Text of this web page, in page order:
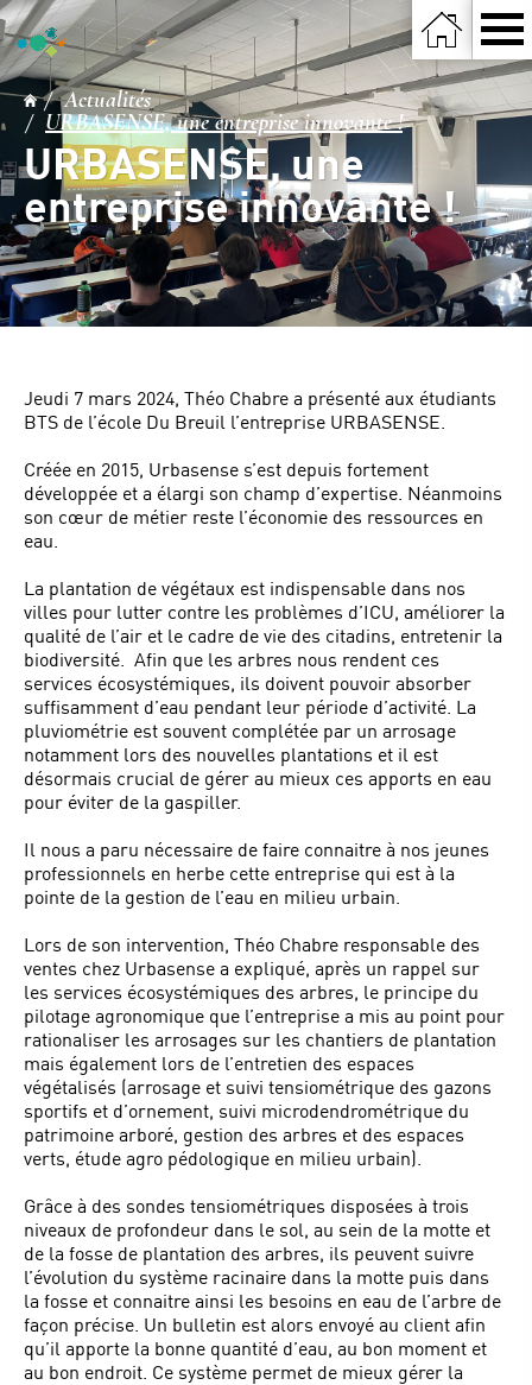
Actualités
URBASENSE, une entreprise innovante !
URBASENSE, une
entreprise innovante !
Jeudi 7 mars 2024, Théo Chabre a présenté aux étudiants
BTS de l’école Du Breuil l’entreprise URBASENSE.
Créée en 2015, Urbasense s’est depuis fortement
développée et a élargi son champ d’expertise. Néanmoins
son cœur de métier reste l’économie des ressources en
eau.
La plantation de végétaux est indispensable dans nos
villes pour lutter contre les problèmes d’ICU, améliorer la
qualité de l’air et le cadre de vie des citadins, entretenir la
biodiversité. Afin que les arbres nous rendent ces
services écosystémiques, ils doivent pouvoir absorber
suffisamment d’eau pendant leur période d’activité. La
pluviométrie est souvent complétée par un arrosage
notamment lors des nouvelles plantations et il est
désormais crucial de gérer au mieux ces apports en eau
pour éviter de la gaspiller.
Il nous a paru nécessaire de faire connaitre à nos jeunes
professionnels en herbe cette entreprise qui est à la
pointe de la gestion de l’eau en milieu urbain.
Lors de son intervention, Théo Chabre responsable des
ventes chez Urbasense a expliqué, après un rappel sur
les services écosystémiques des arbres, le principe du
pilotage agronomique que l’entreprise a mis au point pour
rationaliser les arrosages sur les chantiers de plantation
mais également lors de l’entretien des espaces
végétalisés (arrosage et suivi tensiométrique des gazons
sportifs et d’ornement, suivi microdendrométrique du
patrimoine arboré, gestion des arbres et des espaces
verts, étude agro pédologique en milieu urbain).
Grâce à des sondes tensiométriques disposées à trois
niveaux de profondeur dans le sol, au sein de la motte et
de la fosse de plantation des arbres, ils peuvent suivre
l’évolution du système racinaire dans la motte puis dans
la fosse et connaitre ainsi les besoins en eau de l’arbre de
façon précise. Un bulletin est alors envoyé au client afin
qu’il apporte la bonne quantité d’eau, au bon moment et
au bon endroit. Ce système permet de mieux gérer la